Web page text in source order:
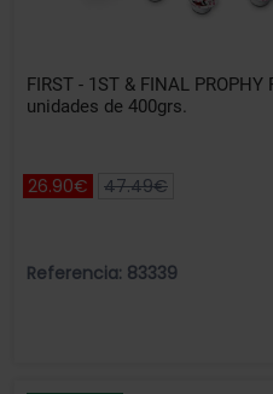
FIRST - 1ST & FINAL
unidades de 400grs.
26.90€ 47.49€
Referencia: 83339